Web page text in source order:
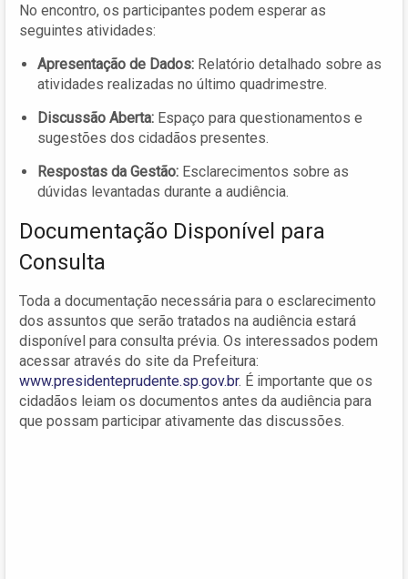
No encontro, os participantes podem esperar as
seguintes atividades:
Apresentação de Dados: Relatório detalhado sobre as
atividades realizadas no último quadrimestre.
Discussão Aberta: Espaço para questionamentos e
sugestões dos cidadãos presentes.
Respostas da Gestão: Esclarecimentos sobre as
dúvidas levantadas durante a audiência.
Documentação Disponível para
Consulta
Toda a documentação necessária para o esclarecimento
dos assuntos que serão tratados na audiência estará
disponível para consulta prévia. Os interessados podem
acessar através do site da Prefeitura:
www.presidenteprudente.sp.gov.br. É importante que os
cidadãos leiam os documentos antes da audiência para
que possam participar ativamente das discussões.